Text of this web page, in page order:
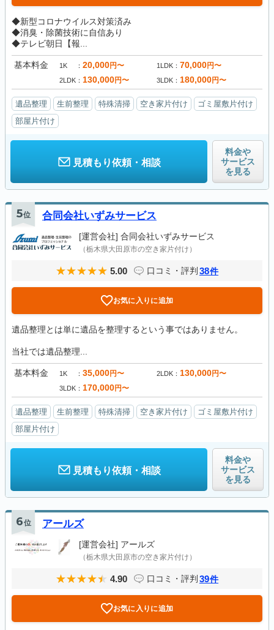
◆新型コロナウイルス対策済み
◆消臭・除菌技術に自信あり
◆テレビ朝日【報...
基本料金 1K 20,000円〜 1LDK 70,000円〜
2LDK 130,000円〜 3LDK 180,000円〜
遺品整理 生前整理 特殊清掃 空き家片付け
ゴミ屋敷片付け
部屋片付け
見積もり依頼・相談
料金や
サービス
を見る
5位 合同会社いずみサービス
[運営会社] 合同会社いずみサービス
（栃木県大田原市の空き家片付け）
5.00 口コミ・評判 38件
お気に入りに追加
遺品整理とは単に遺品を整理するという事ではありません。
当社では遺品整理...
基本料金 1K 35,000円〜 2LDK 130,000円〜
3LDK 170,000円〜
遺品整理 生前整理 特殊清掃 空き家片付け
ゴミ屋敷片付け
部屋片付け
見積もり依頼・相談
料金や
サービス
を見る
6位 アールズ
[運営会社] アールズ
（栃木県大田原市の空き家片付け）
4.90 口コミ・評判 39件
お気に入りに追加